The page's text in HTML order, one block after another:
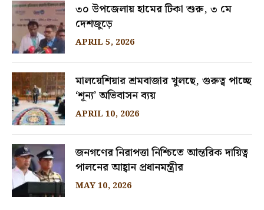
৩০ উপজেলায় হামের টিকা শুরু, ৩ মে
দেশজুড়ে
APRIL 5, 2026
মালয়েশিয়ার শ্রমবাজার খুলছে, গুরুত্ব পাচ্ছে
‘শূন্য’ অভিবাসন ব্যয়
APRIL 10, 2026
জনগণের নিরাপত্তা নিশ্চিতে আন্তরিক দায়িত্ব
পালনের আহ্বান প্রধানমন্ত্রীর
MAY 10, 2026